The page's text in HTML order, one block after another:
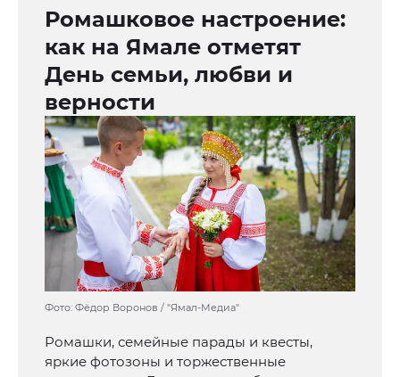
Ромашковое настроение:
как на Ямале отметят
День семьи, любви и
верности
Фото: Фёдор Воронов / "Ямал-Медиа"
Ромашки, семейные парады и квесты,
яркие фотозоны и торжественные